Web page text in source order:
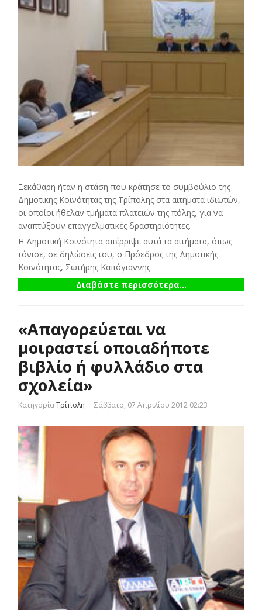
Ξεκάθαρη ήταν η στάση που κράτησε το συμβούλιο της
Δημοτικής Κοινότητας της Τρίπολης στα αιτήματα ιδιωτών,
οι οποίοι ήθελαν τμήματα πλατειών της πόλης, για να
αναπτύξουν επαγγελματικές δραστηριότητες.
Η Δημοτική Κοινότητα απέρριψε αυτά τα αιτήματα, όπως
τόνισε, σε δηλώσεις του, ο Πρόεδρος της Δημοτικής
Κοινότητας, Σωτήρης Καπόγιαννης.
Διαβάστε περισσότερα...
«Απαγορεύεται να
μοιραστεί οποιαδήποτε
βιβλίο ή φυλλάδιο στα
σχολεία»
ΚατηγορίαΤρίπολη Σάββατο, 07 Απριλίου 2012 02:23